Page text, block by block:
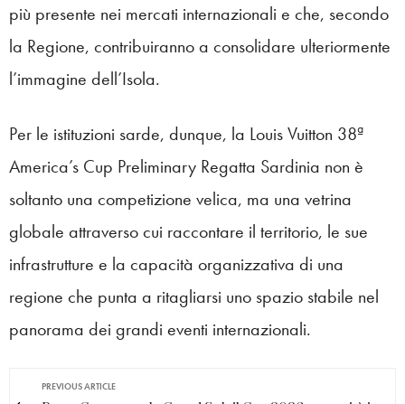
più presente nei mercati internazionali e che, secondo
la Regione, contribuiranno a consolidare ulteriormente
l’immagine dell’Isola.
Per le istituzioni sarde, dunque, la Louis Vuitton 38ª
America’s Cup Preliminary Regatta Sardinia non è
soltanto una competizione velica, ma una vetrina
globale attraverso cui raccontare il territorio, le sue
infrastrutture e la capacità organizzativa di una
regione che punta a ritagliarsi uno spazio stabile nel
panorama dei grandi eventi internazionali.
PREVIOUS ARTICLE